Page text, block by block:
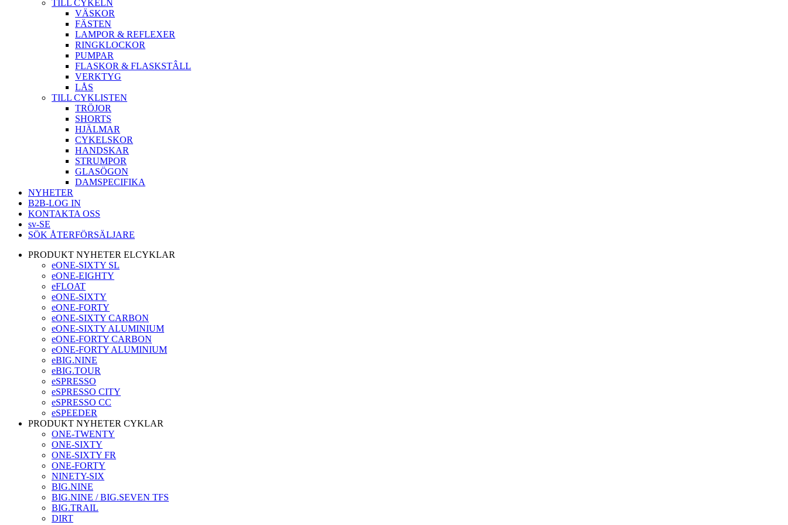
TILL CYKELN
VÄSKOR
FÄSTEN
LAMPOR & REFLEXER
RINGKLOCKOR
PUMPAR
FLASKOR & FLASKSTÂLL
VERKTYG
LÅS
TILL CYKLISTEN
TRÖJOR
SHORTS
HJÄLMAR
CYKELSKOR
HANDSKAR
STRUMPOR
GLASÖGON
DAMSPECIFIKA
NYHETER
B2B-LOG IN
KONTAKTA OSS
sv-SE
SÖK ÅTERFÖRSÄLJARE
PRODUKT NYHETER ELCYKLAR
eONE-SIXTY SL
eONE-EIGHTY
eFLOAT
eONE-SIXTY
eONE-FORTY
eONE-SIXTY CARBON
eONE-SIXTY ALUMINIUM
eONE-FORTY CARBON
eONE-FORTY ALUMINIUM
eBIG.NINE
eBIG.TOUR
eSPRESSO
eSPRESSO CITY
eSPRESSO CC
eSPEEDER
PRODUKT NYHETER CYKLAR
ONE-TWENTY
ONE-SIXTY
ONE-SIXTY FR
ONE-FORTY
NINETY-SIX
BIG.NINE
BIG.NINE / BIG.SEVEN TFS
BIG.TRAIL
DIRT